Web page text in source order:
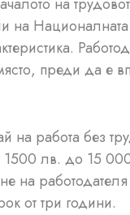
на
на
преди да е
на работа без
1500 лв. до 15
на
от три години.